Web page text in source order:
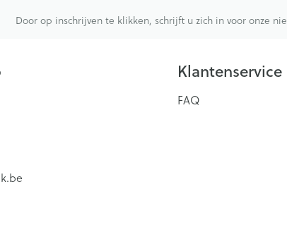
Door op inschrijven te klikken, schrijft u zich in voor onze
Klantenservice
FAQ